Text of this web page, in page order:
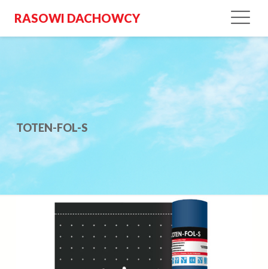
RASOWI DACHOWCY
TOTEN-FOL-S